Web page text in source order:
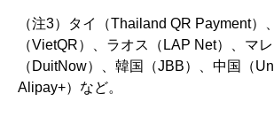
（注3）タイ（Thailand QR Payment）
（VietQR）、ラオス（LAP Net）、マ
（DuitNow）、韓国（JBB）、中国（
Alipay+）など。